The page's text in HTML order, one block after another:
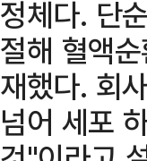
정체다. 단
절해 혈액
재했다. 회
넘어 세포